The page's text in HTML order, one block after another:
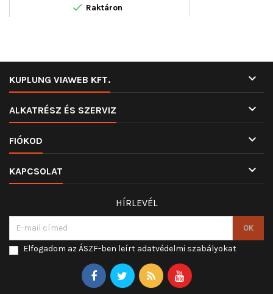
 Raktáron
KUPLUNG VIAWEB KFT. 
ALKATRÉSZ ÉS SZERVIZ 
FIÓKOD 
KAPCSOLAT 
HÍRLEVÉL
Elfogadom az ÁSZF-ben leírt adatvédelmi szabályokat